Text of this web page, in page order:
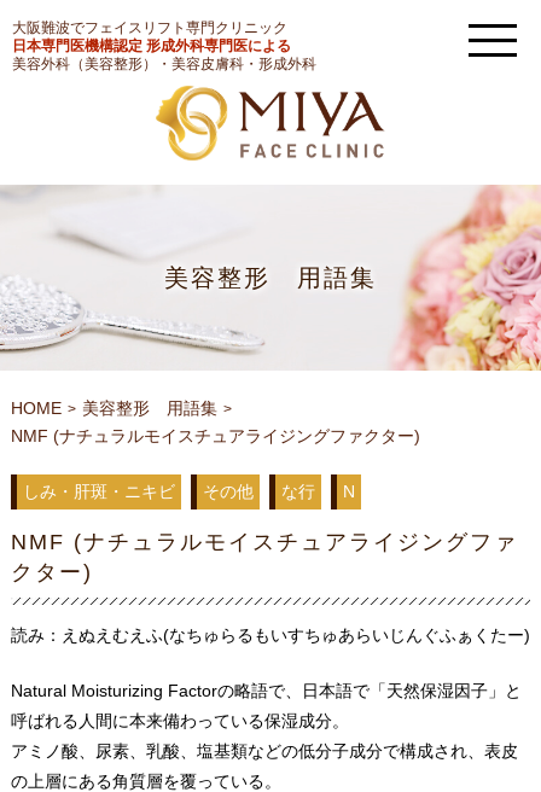
大阪難波でフェイスリフト専門クリニック
日本専門医機構認定 形成外科専門医による
美容外科（美容整形）・美容皮膚科・形成外科
美容整形 用語集
HOME
美容整形 用語集
NMF (ナチュラルモイスチュアライジングファクター)
しみ・肝斑・ニキビ その他 な行 N
NMF (ナチュラルモイスチュアライジングファ
クター)
読み：えぬえむえふ(なちゅらるもいすちゅあらいじんぐふぁくたー)
Natural Moisturizing Factorの略語で、日本語で「天然保湿因子」と
呼ばれる人間に本来備わっている保湿成分。
アミノ酸、尿素、乳酸、塩基類などの低分子成分で構成され、表皮
の上層にある角質層を覆っている。